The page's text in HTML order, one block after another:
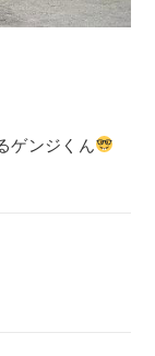
ゲンジくん